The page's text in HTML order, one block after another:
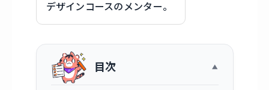
デザインコースのメンター。
目次